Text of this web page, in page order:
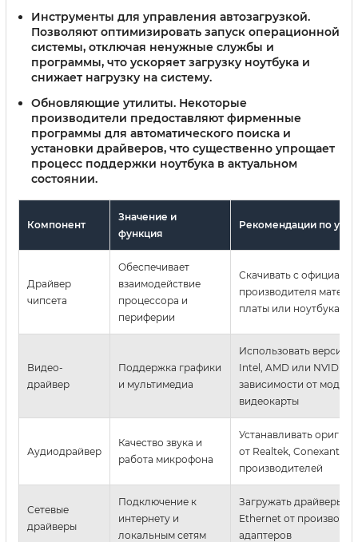
Инструменты для управления автозагрузкой.
Позволяют оптимизировать запуск операционной
системы, отключая ненужные службы и
программы, что ускоряет загрузку ноутбука и
снижает нагрузку на систему.
Обновляющие утилиты. Некоторые
производители предоставляют фирменные
программы для автоматического поиска и
установки драйверов, что существенно упрощает
процесс поддержки ноутбука в актуальном
состоянии.
Компонент
Значение и
функция
Рекомендации по
Драйвер
чипсета
Обеспечивает
взаимодействие
процессора и
периферии
Скачивать с
производителя
платы или ноутбука
Видео-
драйвер
Поддержка графики
и мультимедиа
Использовать версии с
Intel, AMD или NVIDIA в
зависимости от модели
видеокарты
Аудиодрайвер
Качество звука и
работа микрофона
Устанавливать
от Realtek, Conexant и
производителей
Сетевые
драйверы
Подключение к
интернету и
локальным сетям
Загружать драйверы
Ethernet от
адаптеров